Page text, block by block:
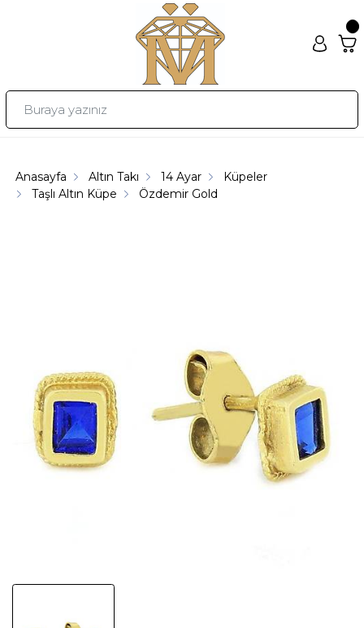
Anasayfa Altın Takı 14 Ayar
Küpeler
Taşlı Altın Küpe
Özdemir Gold